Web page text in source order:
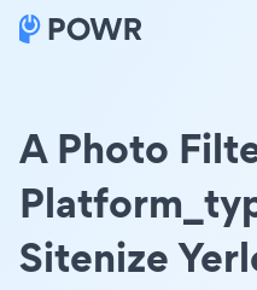
A Photo
Sitenize